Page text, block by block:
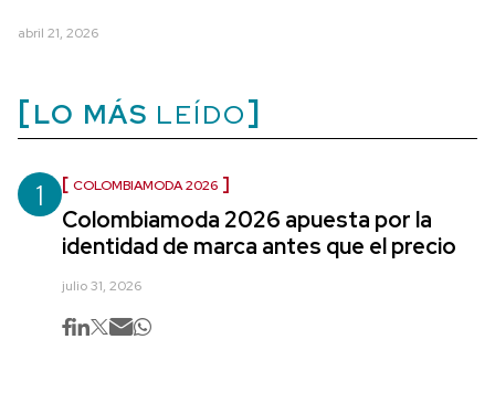
abril 21, 2026
LO MÁS LEÍDO
1 COLOMBIAMODA 2026
Colombiamoda 2026 apuesta por la
identidad de marca antes que el precio
julio 31, 2026